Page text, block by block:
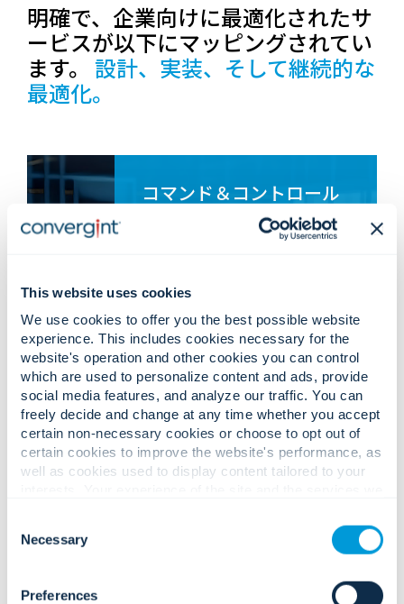
This website uses cookies
We use cookies to offer you the best possible website
experience. This includes cookies necessary for the
website's operation and other cookies you can control
which are used to personalize content and ads, provide
social media features, and analyze our traffic. You can
freely decide and change at any time whether you accept
certain non-necessary cookies or choose to opt out of
certain cookies to improve the website's performance, as
well as cookies used to display content tailored to your
cookies. Click "Show details" below for more information
about who we share your information with.
Selection
Necessary
Preferences
明確で、企業向けに最適化されたサ
ービスが以下にマッピングされてい
ます。 設計、実装、そして継続的な
最適化。
コマンド＆コントロール
プラットフォーム。
ペレーター コンソール、視覚化ウォー
セキュリティ管理プラットフォーム
ビデオ、アラーム、アクセス、分析、
運用データを集約する統合セキュリテ
ィ ソリューション。
インシデント管理とワークフロー
一貫性のある効果的な対応を導く標準
化された手順と自動化。
グローバル セキュリティ
オペレーション センター